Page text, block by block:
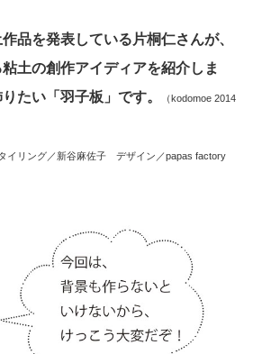
品を発表している片桐仁さんが、
土の創作アイディアを紹介しま
たい「羽子板」です。
（kodomoe 2014
イリング／新谷麻佐子 デザイン／papas factory